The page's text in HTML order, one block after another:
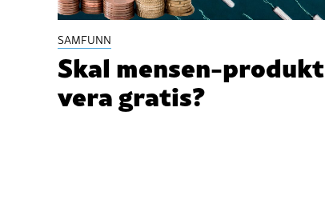
SAMFUNN
Skal mensen-produkt
vera gratis?